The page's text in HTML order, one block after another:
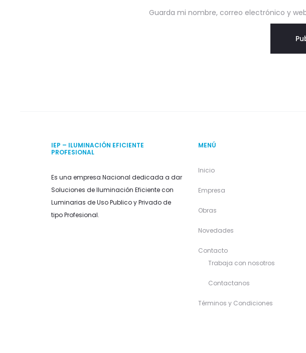
Guarda mi nombre, correo electrónico y
IEP – ILUMINACIÓN EFICIENTE
PROFESIONAL
Es una empresa Nacional dedicada a dar
Soluciones de Iluminación Eficiente con
Luminarias de Uso Publico y Privado de
tipo Profesional.
MENÚ
Inicio
Empresa
Obras
Novedades
Contacto
Trabaja con nosotros
Contactanos
Términos y Condiciones